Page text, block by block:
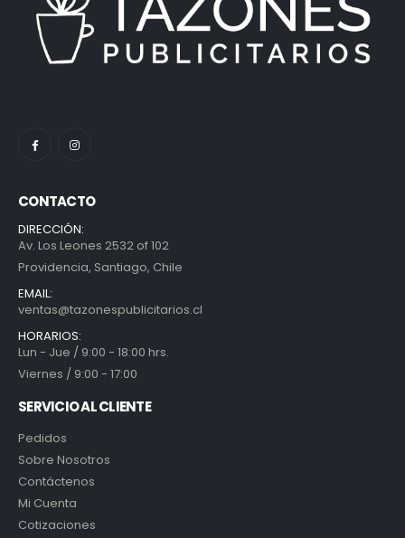
CONTACTO
DIRECCIÓN:
Av. Los Leones 2532 of 102
Providencia, Santiago, Chile
EMAIL:
ventas@tazonespublicitarios.cl
HORARIOS:
Lun - Jue / 9:00 - 18:00 hrs.
Viernes / 9:00 - 17:00
SERVICIO AL CLIENTE
Pedidos
Sobre Nosotros
Contáctenos
Mi Cuenta
Cotizaciones